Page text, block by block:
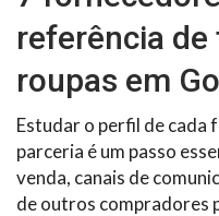
referência de
roupas em
Estudar o perfil de cada
parceria é um passo
venda, canais de
de outros compradores